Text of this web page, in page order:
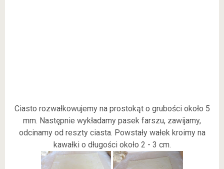
Ciasto rozwałkowujemy na prostokąt o grubości około 5
mm. Następnie wykładamy pasek farszu, zawijamy,
odcinamy od reszty ciasta. Powstały wałek kroimy na
kawałki o długości około 2 - 3 cm.